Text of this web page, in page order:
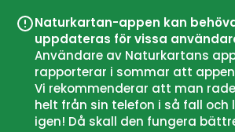
Naturkartan-appen kan
uppdateras för vissa
Användare av Naturkartans
rapporterar i sommar att
Vi rekommenderar att man
helt från sin telefon i så fall och
igen! Då skall den fungera